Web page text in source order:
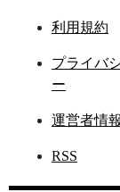
利用規約
プライバ
ー
運営者情報
RSS